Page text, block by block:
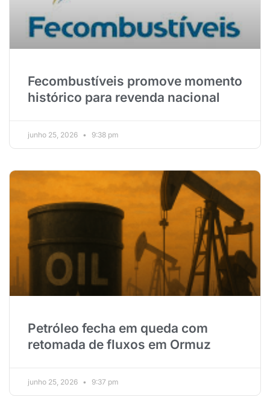
Fecombustíveis promove momento
histórico para revenda nacional
junho 25, 2026 9:38 pm
Petróleo fecha em queda com
retomada de fluxos em Ormuz
junho 25, 2026 9:37 pm